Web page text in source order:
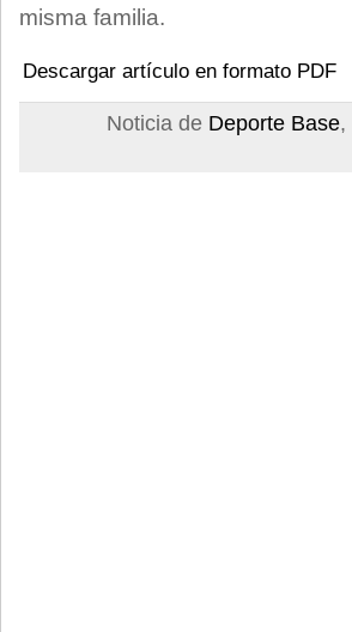
misma familia.
Descargar artículo en formato PDF
Noticia de Deporte Base,